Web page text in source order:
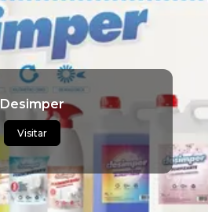
Desimper
Visitar